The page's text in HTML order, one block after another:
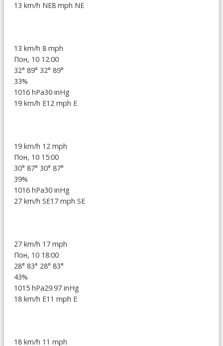
13 km/h NE8 mph NE
13 km/h 8 mph
Пон, 10 12:00
32° 89° 32° 89°
33%
1016 hPa30 inHg
19 km/h E12 mph E
19 km/h 12 mph
Пон, 10 15:00
30° 87° 30° 87°
39%
1016 hPa30 inHg
27 km/h SE17 mph SE
27 km/h 17 mph
Пон, 10 18:00
28° 83° 28° 83°
43%
1015 hPa29.97 inHg
18 km/h E11 mph E
18 km/h 11 mph